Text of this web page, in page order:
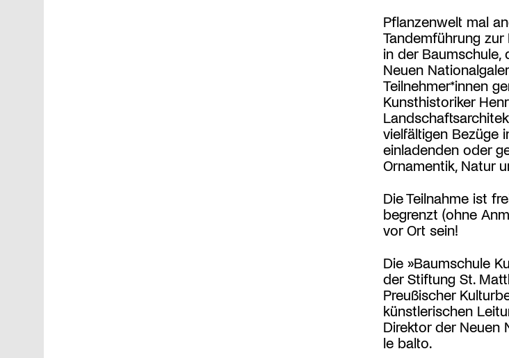
Pflanzenwelt mal
Tandemführung
in der Baumschule,
Neuen
Teilnehmer*innen
Kunsthistoriker
vielfältigen Bezüge
einladenden oder
Ornamentik, Natur
Die Teilnahme ist
begrenzt (ohne
vor Ort sein!
Die »Baumschule
der Stiftung St.
Preußischer
künstlerischen
Direktor der Neuen
le balto.